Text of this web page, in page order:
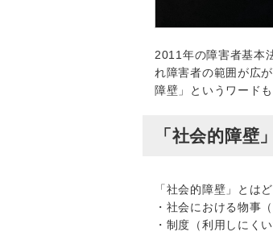
2011年の障害者基本
れ障害者の範囲が広
障壁」というワード
「社会的障
「社会的障壁」とは
・社会における物事
・制度（利用しにく